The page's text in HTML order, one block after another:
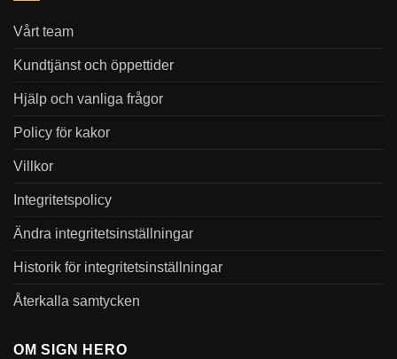
Vårt team
Kundtjänst och öppettider
Hjälp och vanliga frågor
Policy för kakor
Villkor
Integritetspolicy
Ändra integritetsinställningar
Historik för integritetsinställningar
Återkalla samtycken
OM SIGN HERO